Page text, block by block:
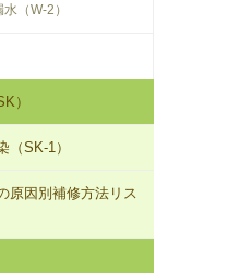
（W-2）
）
（SK-1）
気口の位置の変更
トの増設
原因別補修方法リス
（SK-1）